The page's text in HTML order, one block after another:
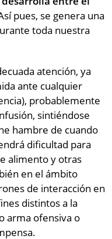
pues, se genera una
toda nuestra
atención, ya
ante cualquier
probablemente
sintiéndose
hambre de cuando
dificultad para
alimento y otras
en el ámbito
de interacción en
distintos a la
arma ofensiva o